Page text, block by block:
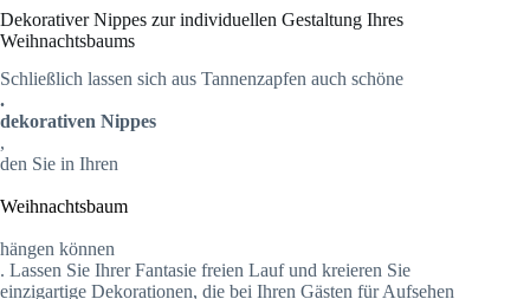
Dekorativer Nippes zur individuellen Gestaltung Ihres
Weihnachtsbaums
Schließlich lassen sich aus Tannenzapfen auch schöne
.
dekorativen Nippes
,
den Sie in Ihren
Weihnachtsbaum
hängen können
. Lassen Sie Ihrer Fantasie freien Lauf und kreieren Sie
einzigartige Dekorationen, die bei Ihren Gästen für Aufsehen